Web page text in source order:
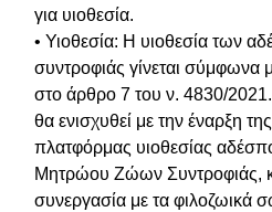
για υιοθεσία.
• Υιοθεσία: Η υιοθεσία των
συντροφιάς γίνεται σύμφωνα
στο άρθρο 7 του ν. 4830/
θα ενισχυθεί με την έναρξη
πλατφόρμας υιοθεσίας
Μητρώου Ζώων Συντροφιάς,
συνεργασία με τα φιλοζωικά